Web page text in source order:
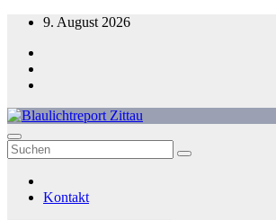
Zum
springen
9. August 2026
Blaulichtreport Zittau
Kontakt